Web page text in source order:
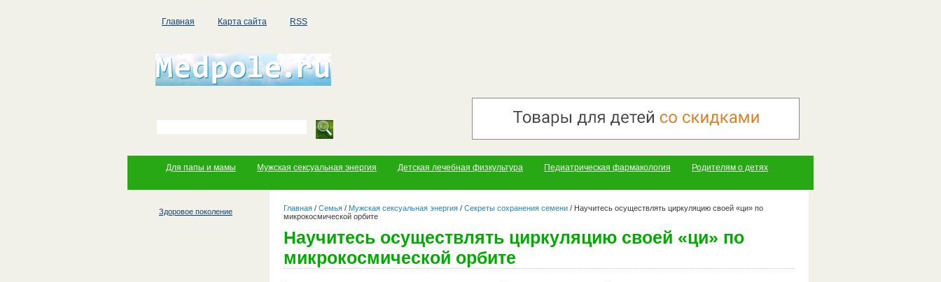
Главная Карта сайта RSS
Для папы и мамы Мужская сексуальная энергия Детская лечебная физкультура Педиатрическая фармакология Родителям о детях
Здоровое поколение Главная / Семья / Мужская сексуальная энергия / Секреты сохранения семени / Научитесь осуществлять циркуляцию своей «ци» по
микрокосмической орбите
Научитесь осуществлять циркуляцию своей «ци» по
микрокосмической орбите